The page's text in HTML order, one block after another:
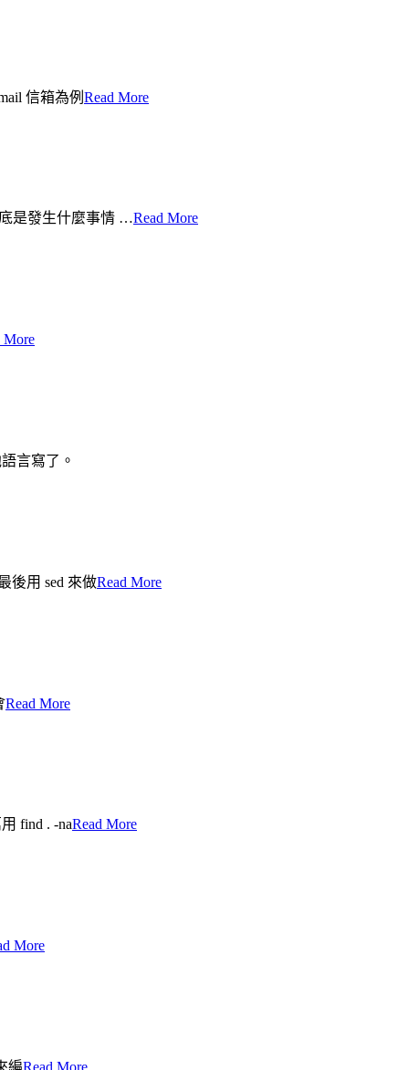
信箱為例 Read More
是發生什麼事情 …Read More
More
言寫了。
後用 sed 來做Read More
Read More
find . -naRead More
More
編Read More